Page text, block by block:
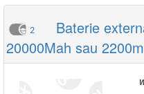
2
Baterie
20000Mah sau